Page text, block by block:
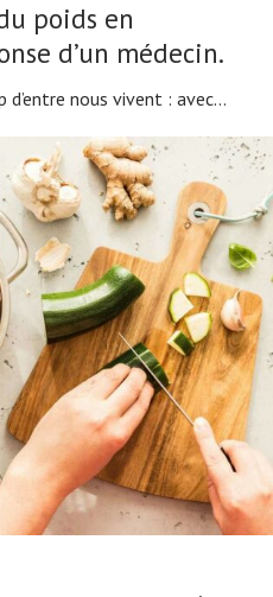
poids en
d’un médecin.
d’entre nous vivent : avec...